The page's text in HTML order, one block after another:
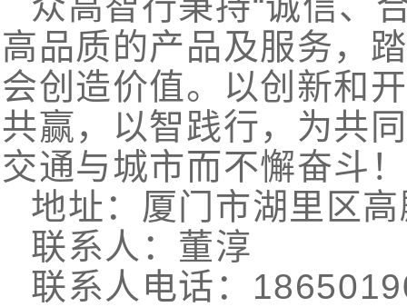
高品质的产品及服务，
会创造价值。以创新和
共赢，以智践行，为共
交通与城市而不懈奋斗！
地址：厦门市湖里区
联系人：董淳
联系人电话：